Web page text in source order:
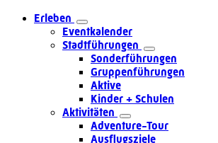
Erleben
Eventkalender
Stadtführungen
Sonderführungen
Gruppenführungen
Aktive
Kinder + Schulen
Aktivitäten
Adventure-Tour
Ausflugsziele